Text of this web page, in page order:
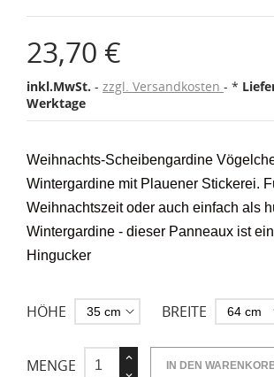
23,70 €
inkl.MwSt. zzgl. Versandkosten *
Werktage
Weihnachts-Scheibengardine
Wintergardine mit Plauener Stickerei.
Weihnachtszeit oder auch einfach als
Wintergardine - dieser Panneaux ist
Hingucker
HÖHE BREITE
MENGE IN DEN